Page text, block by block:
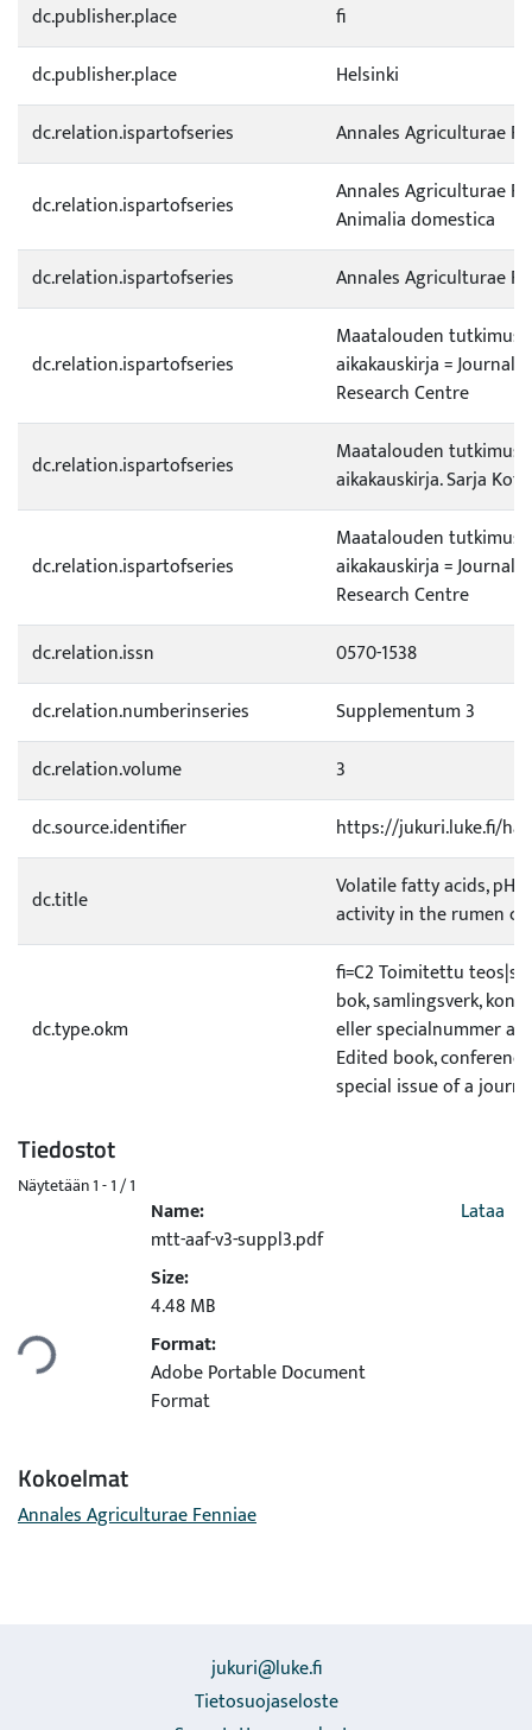
dc.publisher.place
fi
dc.publisher.place
Helsinki
dc.relation.ispartofseries
Annales Agriculturae
dc.relation.ispartofseries
Annales Agriculturae
Animalia domestica
dc.relation.ispartofseries
Annales Agriculturae
dc.relation.ispartofseries
Maatalouden
aikakauskirja = Journal
Research Centre
dc.relation.ispartofseries
Maatalouden
aikakauskirja. Sarja
dc.relation.ispartofseries
Maatalouden
aikakauskirja = Journal
Research Centre
dc.relation.issn
0570-1538
dc.relation.numberinseries
Supplementum 3
dc.relation.volume
3
dc.source.identifier
https://jukuri.luke.fi/
dc.title
Volatile fatty acids, pH
activity in the rumen
dc.type.okm
fi=C2 Toimitettu
bok, samlingsverk,
eller specialnummer
Edited book,
special issue of a
Tiedostot
Näytetään1 - 1 / 1
Name:
mtt-aaf-v3-suppl3.pdf
Size:
4.48 MB
Format:
Adobe Portable Document
Format
Lataa
Kokoelmat
Annales Agriculturae Fenniae
jukuri@luke.fi
Tietosuojaseloste